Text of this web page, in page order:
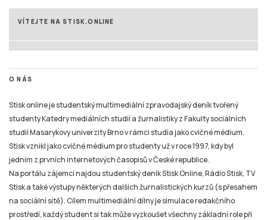
VÍTEJTE NA STISK.ONLINE
O NÁS
Stisk online je studentský multimediální zpravodajský deník tvořený
studenty Katedry mediálních studií a žurnalistiky z Fakulty sociálních
studií Masarykovy univerzity Brno v rámci studia jako cvičné médium.
Stisk vznikl jako cvičné médium pro studenty už v roce 1997, kdy byl
jedním z prvních internetových časopisů v České republice.
Na portálu zájemci najdou studentský deník Stisk Online, Rádio Stisk, TV
Stisk a také výstupy některých dalších žurnalistických kurzů (s přesahem
na sociální sítě). Cílem multimediální dílny je simulace redakčního
prostředí, každý student si tak může vyzkoušet všechny základní role při